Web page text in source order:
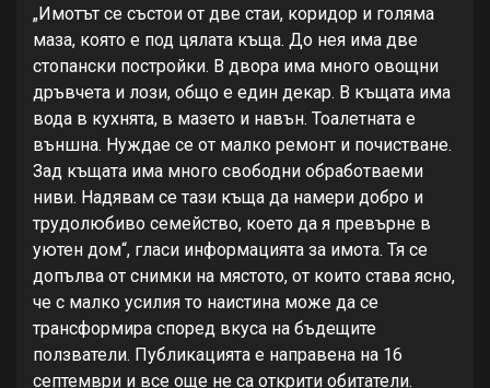
„Имотът се състои от две стаи, коридор и голяма
маза, която е под цялата къща. До нея има две
стопански постройки. В двора има много овощни
дръвчета и лози, общо е един декар. В къщата има
вода в кухнята, в мазето и навън. Тоалетната е
външна. Нуждае се от малко ремонт и почистване.
Зад къщата има много свободни обработваеми
ниви. Надявам се тази къща да намери добро и
трудолюбиво семейство, което да я превърне в
уютен дом“, гласи информацията за имота. Тя се
допълва от снимки на мястото, от които става ясно,
че с малко усилия то наистина може да се
трансформира според вкуса на бъдещите
ползватели. Публикацията е направена на 16
септември и все още не са открити обитатели.